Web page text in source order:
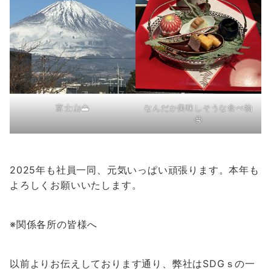
富士山🗻
なんだか美味しそうな食べ物
🤤
2025年も社員一同、元気いっぱい頑張ります。本年も
よろしくお願いいたします。
※関係各所の皆様へ
以前よりお伝えしております通り、弊社はSDGｓの一